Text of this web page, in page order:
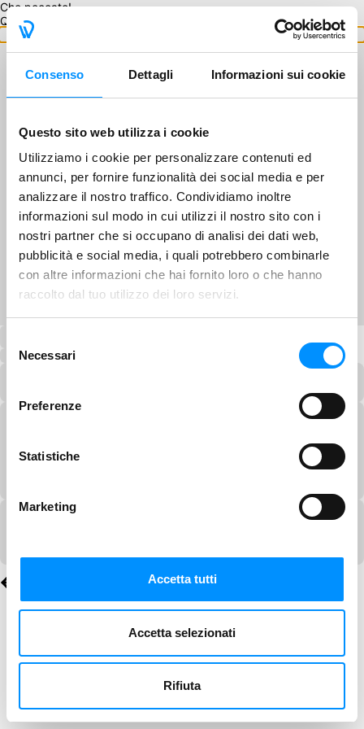
Consenso Dettagli Informazioni sui cookie
Questo sito web utilizza i cookie
Utilizziamo i cookie per personalizzare contenuti ed
annunci, per fornire funzionalità dei social media e per
analizzare il nostro traffico. Condividiamo inoltre
informazioni sul modo in cui utilizzi il nostro sito con i
nostri partner che si occupano di analisi dei dati web,
pubblicità e social media, i quali potrebbero combinarle
con altre informazioni che hai fornito loro o che hanno
raccolto dal tuo utilizzo dei loro servizi.
delNecessari
Preferenze
Statistiche
Marketing
Accetta tutti
Accetta selezionati
Rifiuta
Che peccato!
Questo GA non è disponibile.